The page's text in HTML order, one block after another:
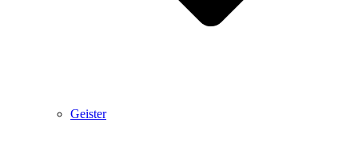
Geister